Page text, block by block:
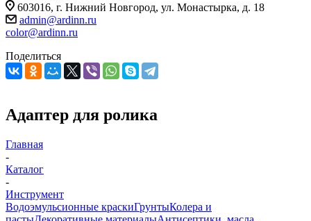
603016, г. Нижний Новгород, ул. Монастырка, д. 18
admin@ardinn.ru
color@ardinn.ru
Поделиться
Адаптер для ролика
Главная
-
Каталог
-
Инструмент
Водоэмульсионные краскиГрунтыКолера и